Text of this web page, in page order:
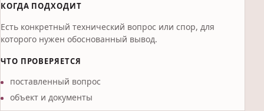
КОГДА ПОДХОДИТ
Есть конкретный технический вопрос или спор, для
которого нужен обоснованный вывод.
ЧТО ПРОВЕРЯЕТСЯ
поставленный вопрос
объект и документы